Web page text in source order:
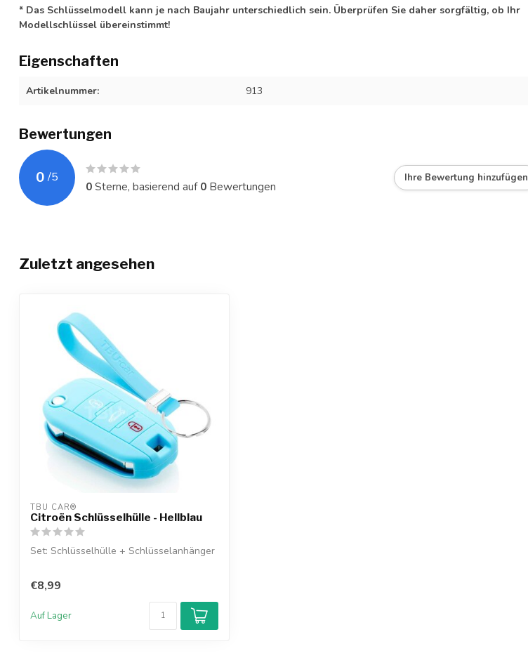
* Das Schlüsselmodell kann je nach Baujahr unterschiedlich sein. Überprüfen Sie daher sorgfältig, ob Ihr
Modellschlüssel übereinstimmt!
Eigenschaften
Artikelnummer: 913
Bewertungen
0 /5
0Sterne, basierend auf0 Bewertungen
Ihre Bewertung hinzufügen
Zuletzt angesehen
TBU CAR®
Citroën Schlüsselhülle - Hellblau
Set: Schlüsselhülle + Schlüsselanhänger
€8,99
Auf Lager